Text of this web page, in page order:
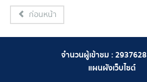
ก่อนหน้า
จำนวนผู้เข้าชม :2937628
แผนผังเว็บไซต์